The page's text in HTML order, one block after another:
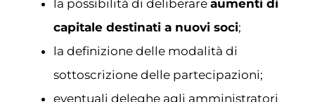
la possibilità di deliberare aumenti di
capitale destinati a nuovi soci;
la definizione delle modalità di
sottoscrizione delle partecipazioni;
eventuali deleghe agli amministratori